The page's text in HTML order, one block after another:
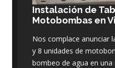
Instalación de
Motobombas en
Nos complace anunciar
y 8 unidades de
bombeo de agua en